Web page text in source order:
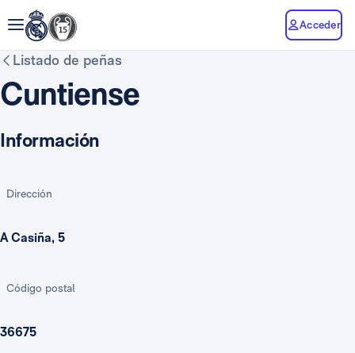
Acceder
Listado de peñas
Cuntiense
Información
Dirección
A Casiña, 5
Código postal
36675